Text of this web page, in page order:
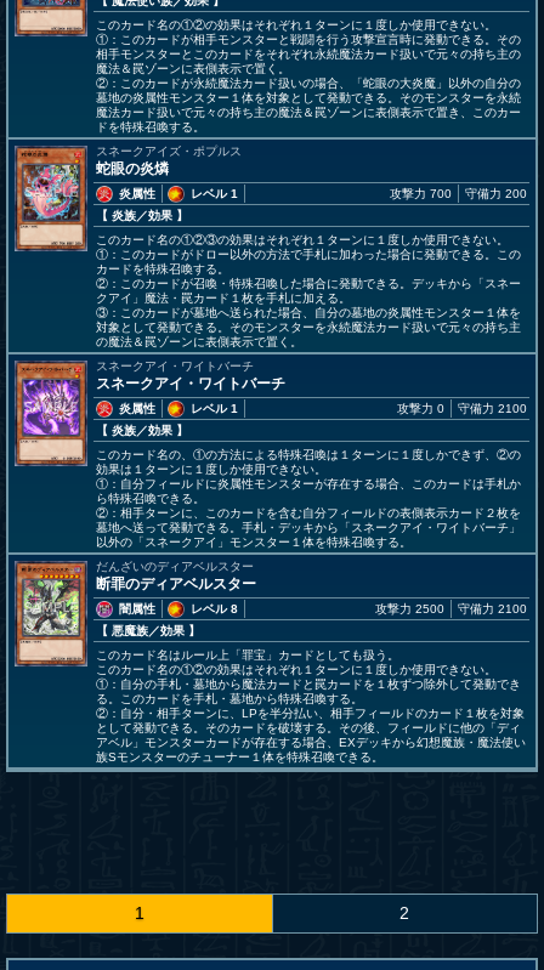
このカード名の①②の効果はそれぞれ１ターンに１度しか使用できない。
①：このカードが相手モンスターと戦闘を行う攻撃宣言時に発動できる。その
相手モンスターとこのカードをそれぞれ永続魔法カード扱いで元々の持ち主の
魔法＆罠ゾーンに表側表示で置く。
②：このカードが永続魔法カード扱いの場合、「蛇眼の大炎魔」以外の自分の
墓地の炎属性モンスター１体を対象として発動できる。そのモンスターを永続
魔法カード扱いで元々の持ち主の魔法＆罠ゾーンに表側表示で置き、このカー
ドを特殊召喚する。
スネークアイズ・ポプルス
蛇眼の炎燐
炎属性
レベル 1
【 炎族／効果 】
攻撃力 700 守備力 200
このカード名の①②③の効果はそれぞれ１ターンに１度しか使用できない。
①：このカードがドロー以外の方法で手札に加わった場合に発動できる。この
カードを特殊召喚する。
②：このカードが召喚・特殊召喚した場合に発動できる。デッキから「スネー
クアイ」魔法・罠カード１枚を手札に加える。
③：このカードが墓地へ送られた場合、自分の墓地の炎属性モンスター１体を
対象として発動できる。そのモンスターを永続魔法カード扱いで元々の持ち主
の魔法＆罠ゾーンに表側表示で置く。
スネークアイ・ワイトバーチ
スネークアイ・ワイトバーチ
炎属性
レベル 1
【 炎族／効果 】
攻撃力 0 守備力 2100
このカード名の、①の方法による特殊召喚は１ターンに１度しかできず、②の
効果は１ターンに１度しか使用できない。
①：自分フィールドに炎属性モンスターが存在する場合、このカードは手札か
ら特殊召喚できる。
②：相手ターンに、このカードを含む自分フィールドの表側表示カード２枚を
墓地へ送って発動できる。手札・デッキから「スネークアイ・ワイトバーチ」
以外の「スネークアイ」モンスター１体を特殊召喚する。
だんざいのディアベルスター
断罪のディアベルスター
闇属性
レベル 8
【 悪魔族／効果 】
攻撃力 2500 守備力 2100
このカード名はルール上「罪宝」カードとしても扱う。
このカード名の①②の効果はそれぞれ１ターンに１度しか使用できない。
①：自分の手札・墓地から魔法カードと罠カードを１枚ずつ除外して発動でき
る。このカードを手札・墓地から特殊召喚する。
②：自分・相手ターンに、LPを半分払い、相手フィールドのカード１枚を対象
として発動できる。そのカードを破壊する。その後、フィールドに他の「ディ
アベル」モンスターカードが存在する場合、EXデッキから幻想魔族・魔法使い
族Sモンスターのチューナー１体を特殊召喚できる。
1 2